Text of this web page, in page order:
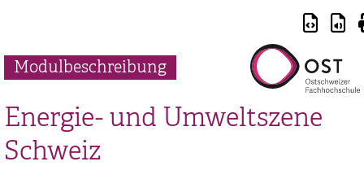
Modulbeschreibung
Energie- und Umweltszene
Schweiz